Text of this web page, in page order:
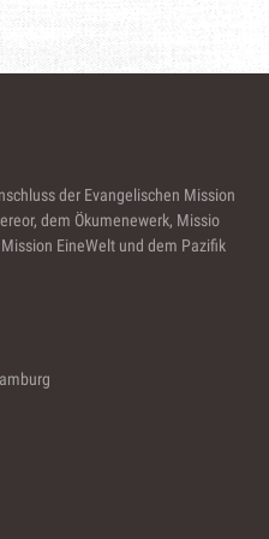
der Evangelischen Mission
dem Ökumenewerk, Missio
EineWelt und dem Pazifik